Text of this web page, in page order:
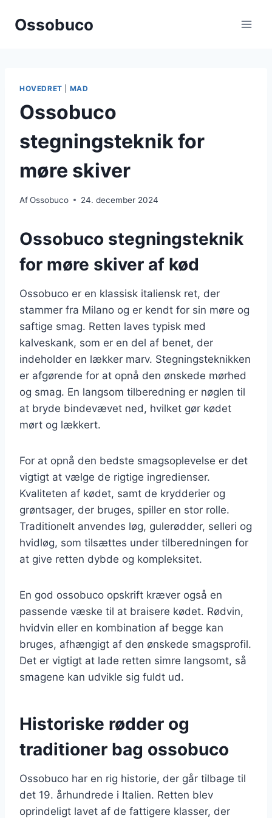
Ossobuco
HOVEDRET MAD
Ossobuco
stegningsteknik for
møre skiver
AfOssobuco 24. december 2024
Ossobuco stegningsteknik
for møre skiver af kød
Ossobuco er en klassisk italiensk ret, der
stammer fra Milano og er kendt for sin møre og
saftige smag. Retten laves typisk med
kalveskank, som er en del af benet, der
indeholder en lækker marv. Stegningsteknikken
er afgørende for at opnå den ønskede mørhed
og smag. En langsom tilberedning er nøglen til
at bryde bindevævet ned, hvilket gør kødet
mørt og lækkert.
For at opnå den bedste smagsoplevelse er det
vigtigt at vælge de rigtige ingredienser.
Kvaliteten af kødet, samt de krydderier og
grøntsager, der bruges, spiller en stor rolle.
Traditionelt anvendes løg, gulerødder, selleri og
hvidløg, som tilsættes under tilberedningen for
at give retten dybde og kompleksitet.
En god ossobuco opskrift kræver også en
passende væske til at braisere kødet. Rødvin,
hvidvin eller en kombination af begge kan
bruges, afhængigt af den ønskede smagsprofil.
Det er vigtigt at lade retten simre langsomt, så
smagene kan udvikle sig fuldt ud.
Historiske rødder og
traditioner bag ossobuco
Ossobuco har en rig historie, der går tilbage til
det 19. århundrede i Italien. Retten blev
oprindeligt lavet af de fattigere klasser, der